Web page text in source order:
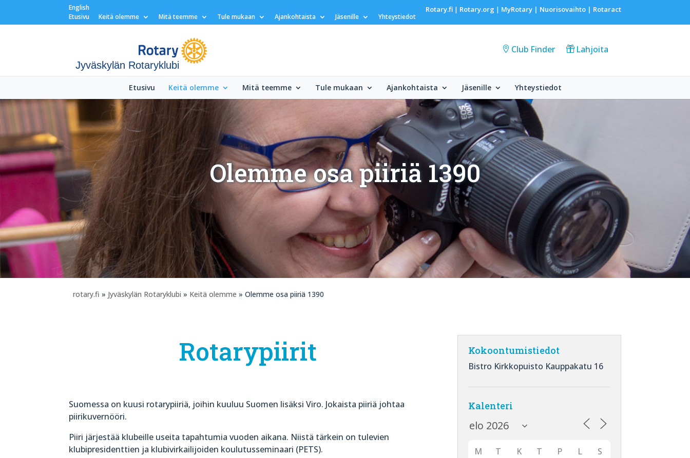
English Rotary.fi| Rotary.org | MyRotary | Nuorisovaihto| Rotaract
Etusivu Keitä olemme Mitä teemme Tule mukaan Ajankohtaista Jäsenille Yhteystiedot
Jyväskylän Rotaryklubi
Club Finder Lahjoita
Etusivu Keitä olemme Mitä teemme Tule mukaan Ajankohtaista Jäsenille Yhteystiedot
Olemme osa piiriä 1390
rotary.fi » Jyväskylän Rotaryklubi » Keitä olemme » Olemme osa piiriä 1390
Rotarypiirit
Suomessa on kuusi rotarypiiriä, joihin kuuluu Suomen lisäksi Viro. Jokaista piiriä johtaa
piirikuvernööri.
Piiri järjestää klubeille useita tapahtumia vuoden aikana. Niistä tärkein on tulevien
klubipresidenttien ja klubivirkailijoiden koulutusseminaari (PETS).
Kokoontumistiedot
Bistro Kirkkopuisto Kauppakatu 16
Kalenteri
M T K T P L
S